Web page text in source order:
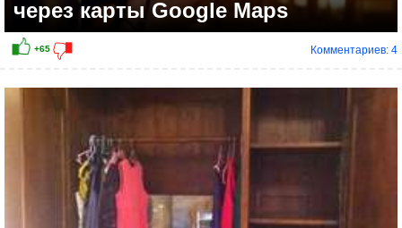
через карты Google Maps
Комментариев: 4